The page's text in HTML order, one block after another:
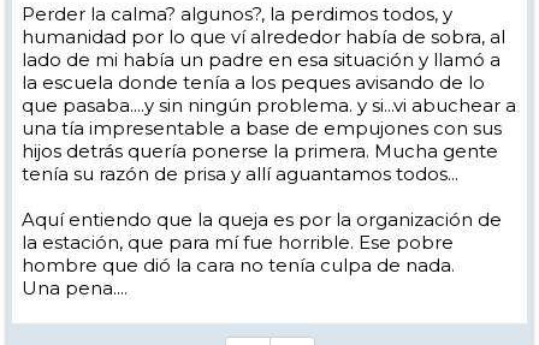
Perder la calma? algunos?, la perdimos todos, y
humanidad por lo que ví alrededor había de sobra, al
lado de mi había un padre en esa situación y llamó a
la escuela donde tenía a los peques avisando de lo
que pasaba....y sin ningún problema. y si...vi abuchear a
una tía impresentable a base de empujones con sus
hijos detrás quería ponerse la primera. Mucha gente
tenía su razón de prisa y allí aguantamos todos...
Aquí entiendo que la queja es por la organización de
la estación, que para mí fue horrible. Ese pobre
hombre que dió la cara no tenía culpa de nada.
Una pena....